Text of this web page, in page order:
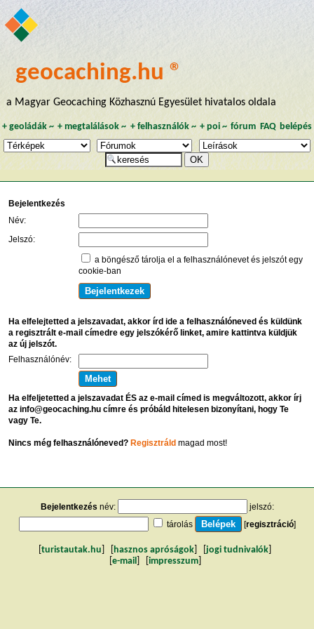
geocaching.hu ®
a Magyar Geocaching Közhasznú Egyesület hivatalos oldala
+ geoládák~ +megtalálások ~ + felhasználók~ + poi~ fórum FAQ belépés
Bejelentkezés
Név:
Jelszó:
a böngésző tárolja el a felhasználónevet és jelszót egy
cookie-ban
Ha elfelejtetted a jelszavadat, akkor írd ide a felhasználóneved és küldünk
a regisztrált e-mail címedre egy jelszókérő linket, amire kattintva küldjük
az új jelszót.
Felhasználónév:
Ha elfeljetetted a jelszavadat ÉS az e-mail címed is megváltozott, akkor írj
az info@geocaching.hu címre és próbáld hitelesen bizonyítani, hogy Te
vagy Te.
Nincs még felhasználóneved? Regisztráldmagad most!
Bejelentkezés név:
jelszó:
tárolás
[regisztráció]
turistautak.hu hasznos apróságok jogi tudnivalók
e-mail impresszum]